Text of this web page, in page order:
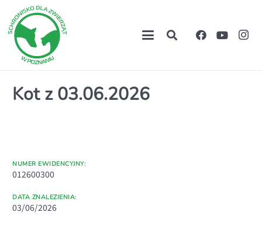
Kot z 03.06.2026
NUMER EWIDENCYJNY:
012600300
DATA ZNALEZIENIA:
03/06/2026